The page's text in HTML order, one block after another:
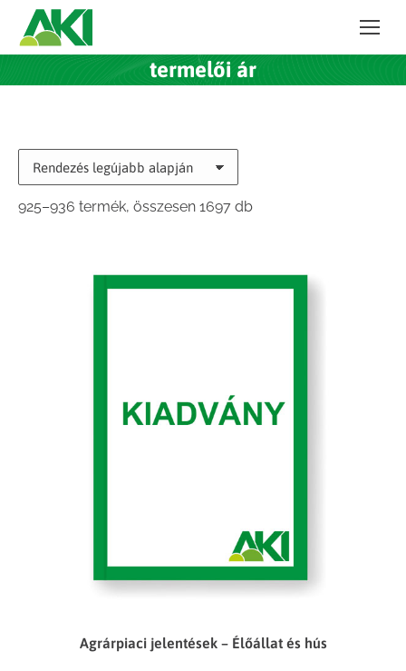
termelői ár
925–936 termék, összesen 1697 dbSorted
Agrárpiaci jelentések – Élőállat és hús